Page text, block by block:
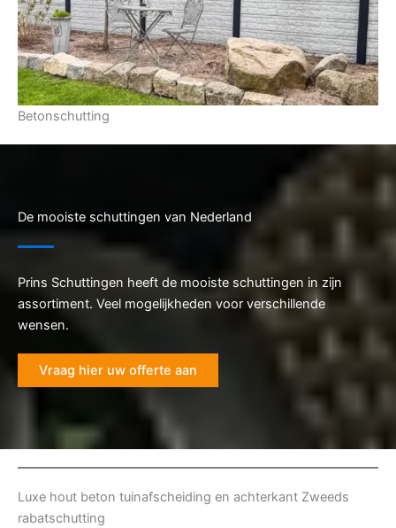
Betonschutting
De mooiste schuttingen van Nederland
Prins Schuttingen heeft de mooiste schuttingen in zijn
assortiment. Veel mogelijkheden voor verschillende
wensen.
Vraag hier uw offerte aan
Luxe hout beton tuinafscheiding en achterkant Zweeds
rabatschutting